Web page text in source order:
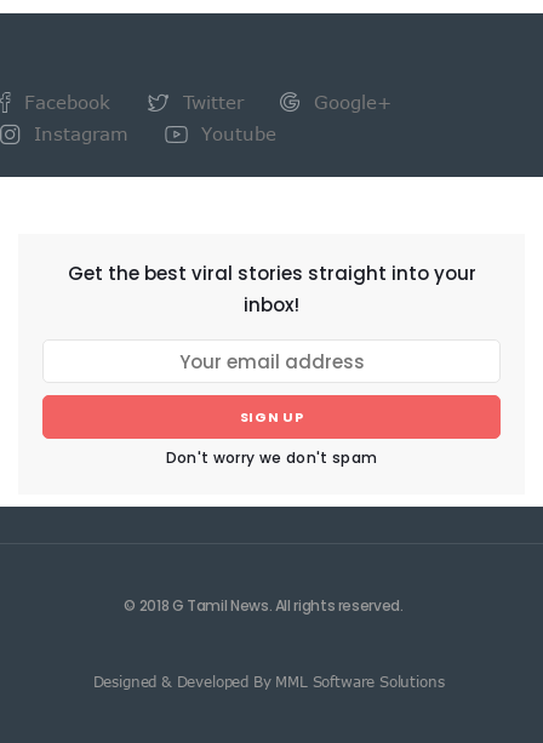
Facebook Twitter
Google+
Instagram
Youtube
Get the best viral stories straight into your
inbox!
SIGN UP
Don't worry we don't spam
© 2018 G Tamil News. All rights reserved.
Designed & Developed By MML Software Solutions